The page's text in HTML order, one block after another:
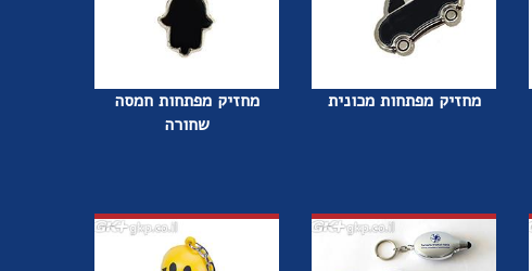
מחזיק מפתחות מכונית
מחזיק מפתחות חמסה
שחורה